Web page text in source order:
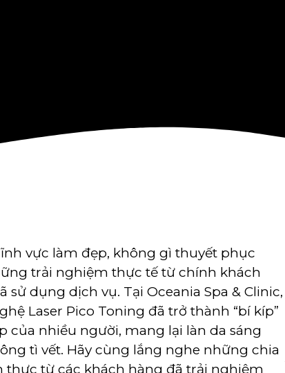
vực làm đẹp, không gì thuyết phục
trải nghiệm thực tế từ chính khách
sử dụng dịch vụ. Tại Oceania Spa & Clinic,
Laser Pico Toning đã trở thành “bí kíp”
của nhiều người, mang lại làn da sáng
tì vết. Hãy cùng lắng nghe những chia
thực từ các khách hàng đã trải nghiệm